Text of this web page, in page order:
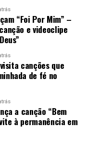
“Foi Por Mim” –
e videoclipe
canções que
de fé no
a canção “Bem
à permanência em